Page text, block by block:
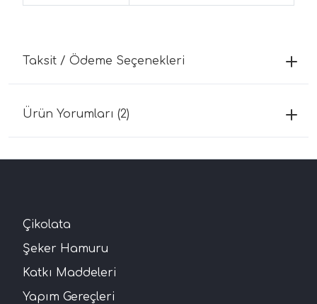
Taksit / Ödeme Seçenekleri
Ürün Yorumları (2)
Çikolata
Şeker Hamuru
Katkı Maddeleri
Yapım Gereçleri